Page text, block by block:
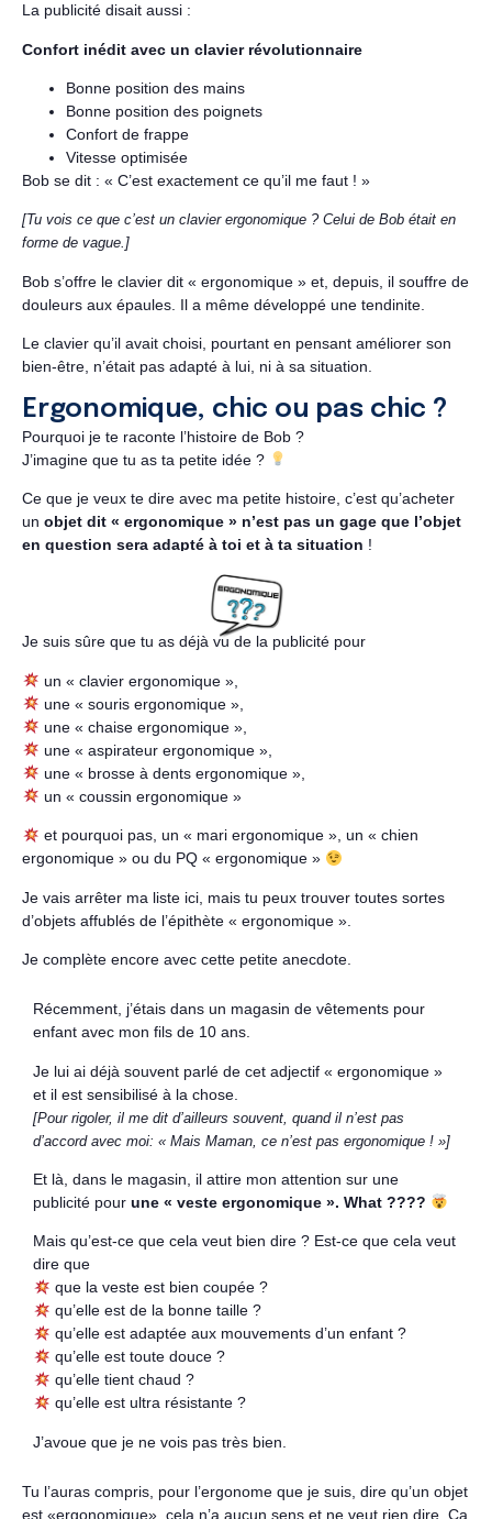
La publicité disait aussi :
Confort inédit avec un clavier révolutionnaire
Bonne position des mains
Bonne position des poignets
Confort de frappe
Vitesse optimisée
Bob se dit : « C’est exactement ce qu’il me faut ! »
[Tu vois ce que c’est un clavier ergonomique ? Celui de Bob était en
forme de vague.]
Bob s’offre le clavier dit « ergonomique » et, depuis, il souffre de
douleurs aux épaules. Il a même développé une tendinite.
Le clavier qu’il avait choisi, pourtant en pensant améliorer son
bien-être, n’était pas adapté à lui, ni à sa situation.
Ergonomique, chic ou pas chic ?
Pourquoi je te raconte l’histoire de Bob ?
J’imagine que tu as ta petite idée ?
Ce que je veux te dire avec ma petite histoire, c’est qu’acheter
un objet dit « ergonomique » n’est pas un gage que l’objet
en question sera adapté à toi et à ta situation !
Je suis sûre que tu as déjà vu de la publicité pour
un « clavier ergonomique »,
une « souris ergonomique »,
une « chaise ergonomique »,
une « aspirateur ergonomique »,
une « brosse à dents ergonomique »,
un « coussin ergonomique »
et pourquoi pas, un « mari ergonomique », un « chien
ergonomique » ou du PQ « ergonomique »
Je vais arrêter ma liste ici, mais tu peux trouver toutes sortes
d’objets affublés de l’épithète « ergonomique ».
Je complète encore avec cette petite anecdote.
Récemment, j’étais dans un magasin de vêtements pour
enfant avec mon fils de 10 ans.
Je lui ai déjà souvent parlé de cet adjectif « ergonomique »
et il est sensibilisé à la chose.
[Pour rigoler, il me dit d’ailleurs souvent, quand il n’est pas
d’accord avec moi: « Mais Maman, ce n’est pas ergonomique ! »]
Et là, dans le magasin, il attire mon attention sur une
publicité pour une « veste ergonomique ». What ????
Mais qu’est-ce que cela veut bien dire ? Est-ce que cela veut
dire que
que la veste est bien coupée ?
qu’elle est de la bonne taille ?
qu’elle est adaptée aux mouvements d’un enfant ?
qu’elle est toute douce ?
qu’elle tient chaud ?
qu’elle est ultra résistante ?
J’avoue que je ne vois pas très bien.
Tu l’auras compris, pour l’ergonome que je suis, dire qu’un objet
est «ergonomique», cela n’a aucun sens et ne veut rien dire. Ça